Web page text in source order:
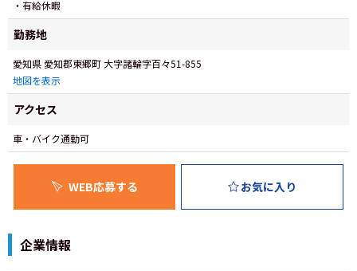
・有給休暇
勤務地
愛知県 愛知郡東郷町 大字諸輪字百々51-855
地図を表示
アクセス
車・バイク通勤可
WEB応募する お気に入り
企業情報